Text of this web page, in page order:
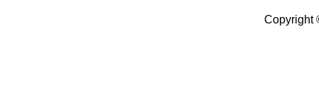
Copyright